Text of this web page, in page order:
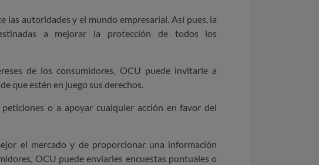
las autoridades y el mundo empresarial. Así pues, la
a mejorar la protección de todos los
de los consumidores, OCU puede invitarle a
que estén en juego sus derechos.
o a apoyar cualquier acción en favor del
el mercado y de proporcionar una información
OCU puede enviarles encuestas puntuales o